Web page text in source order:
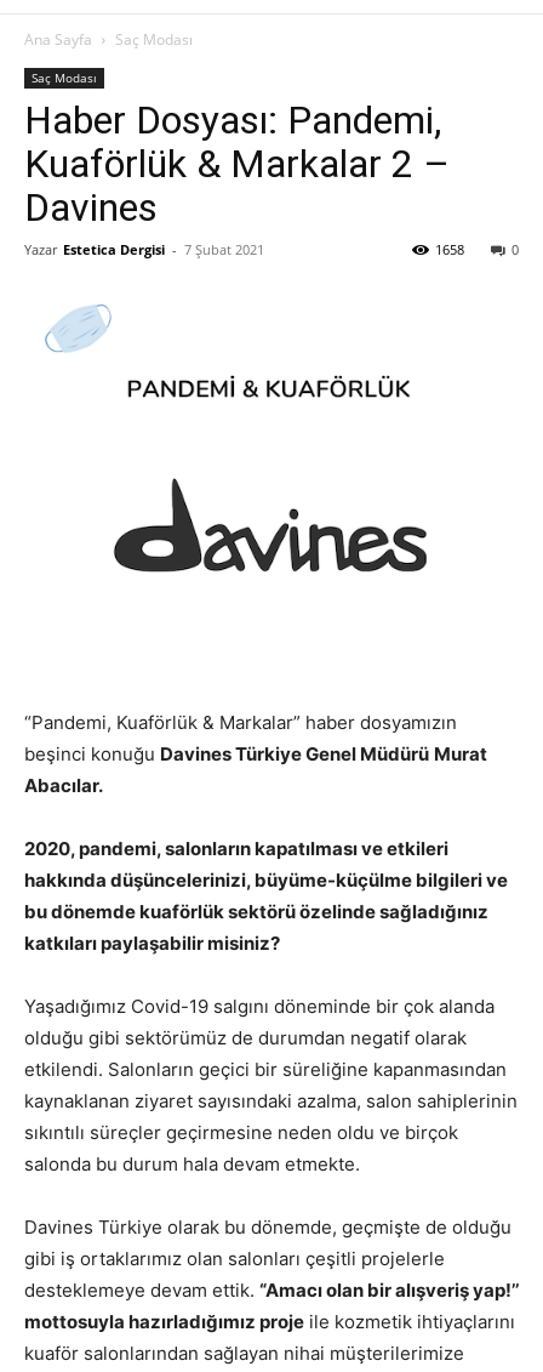
Ana Sayfa Saç Modası
Saç Modası
Haber Dosyası: Pandemi,
Kuaförlük & Markalar 2 –
Davines
Yazar Estetica Dergisi - 7 Şubat 2021 0
1658
“Pandemi, Kuaförlük & Markalar” haber dosyamızın
beşinci konuğu Davines Türkiye Genel Müdürü Murat
Abacılar.
2020, pandemi, salonların kapatılması ve etkileri
hakkında düşüncelerinizi, büyüme-küçülme bilgileri ve
bu dönemde kuaförlük sektörü özelinde sağladığınız
katkıları paylaşabilir misiniz?
Yaşadığımız Covid-19 salgını döneminde bir çok alanda
olduğu gibi sektörümüz de durumdan negatif olarak
etkilendi. Salonların geçici bir süreliğine kapanmasından
kaynaklanan ziyaret sayısındaki azalma, salon sahiplerinin
sıkıntılı süreçler geçirmesine neden oldu ve birçok
salonda bu durum hala devam etmekte.
Davines Türkiye olarak bu dönemde, geçmişte de olduğu
gibi iş ortaklarımız olan salonları çeşitli projelerle
desteklemeye devam ettik. “Amacı olan bir alışveriş yap!’’
mottosuyla hazırladığımız proje ile kozmetik ihtiyaçlarını
kuaför salonlarından sağlayan nihai müşterilerimize